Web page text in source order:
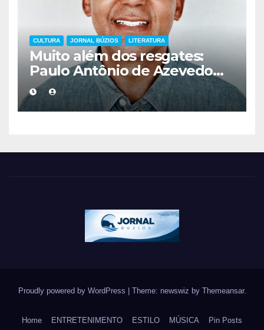
CULTURA JORNAL BÚZIOS LITERATURA
Muito além dos resgates:
Paulo Antônio de Azevedo
eterniza a coragem, a
humanidade e a missão dos
guarda-vidas na literatura
Proudly powered by WordPress | Theme: newswiz by Themeansar.
Home ENTRETENIMENTO ESTILO MÚSICA Pin Posts